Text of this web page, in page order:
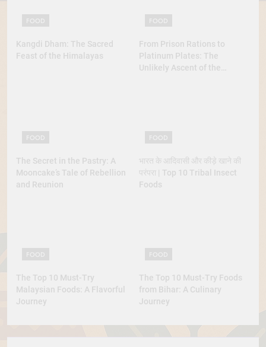
Kangdi Dham: The Sacred
Feast of the Himalayas
From Prison Rations to
Platinum Plates: The
Unlikely Ascent of the
The Secret in the Pastry: A
Mooncake’s Tale of Rebellion
and Reunion
भारत के आदिवासी और कीड़े खाने की
परंपरा | Top 10 Tribal Insect
Foods
The Top 10 Must-Try
Malaysian Foods: A Flavorful
Journey
The Top 10 Must-Try Foods
from Bihar: A Culinary
Journey